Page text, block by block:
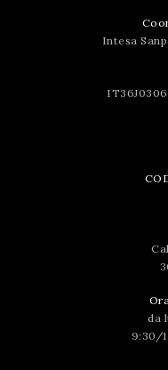
Intesa
da
9:30/